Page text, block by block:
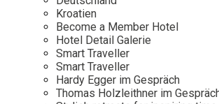
Kroatien
Become a Member Hotel
Hotel Detail Galerie
Smart Traveller
Smart Traveller
Hardy Egger im Gespräch
Thomas Holzleithner im